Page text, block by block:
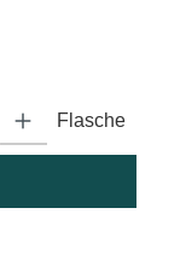
ein oder benutze
Flasche